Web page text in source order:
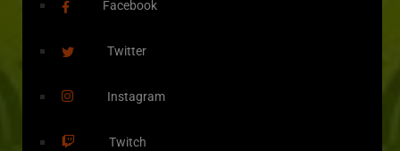
Facebook
Twitter
Instagram
Twitch